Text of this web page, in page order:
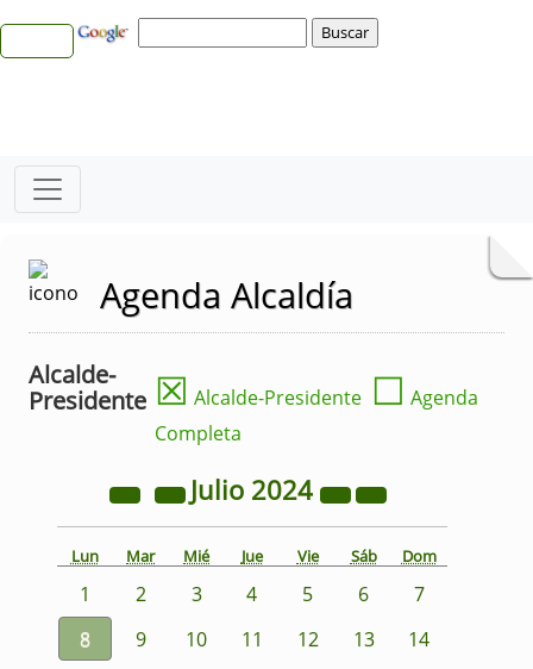
Agenda Alcaldía
Alcalde-
Presidente ☒ Alcalde-Presidente ☐ Agenda
Completa
Julio 2024
Lun Mar Mié Jue Vie Sáb Dom
1 2 3 4 5 6
7
8
9 10 11 12 13
14